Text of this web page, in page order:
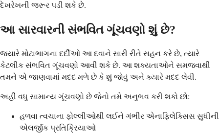
દેખરેખની જરૂર પડી શકે છે.
આ સારવારની સંભવિત ગૂંચવણો શું છે?
જ્યારે મોટાભાગના દર્દીઓ આ દવાને સારી રીતે સહન કરે છે, ત્યારે
કેટલીક સંભવિત ગૂંચવણો આવી શકે છે. આ શક્યતાઓને સમજવાથી
તમને એ જાણવામાં મદદ મળે છે કે શું જોવું અને ક્યારે મદદ લેવી.
અહીં વધુ સામાન્ય ગૂંચવણો છે જેનો તમે અનુભવ કરી શકો છો:
હળવા ત્વચાના ફોલ્લીઓથી લઈને ગંભીર એનાફિલેક્સિસ સુધીની
એલર્જીક પ્રતિક્રિયાઓ